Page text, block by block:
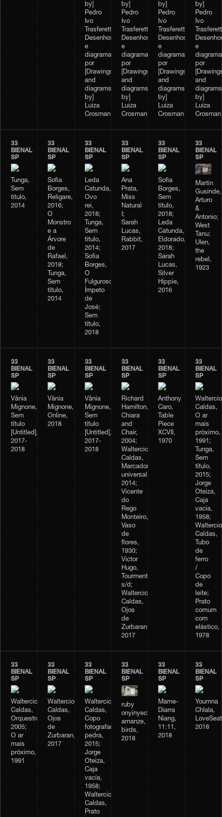
by]
Pedro
Ivo
Trasferetti.
Desenhos
e
diagramas,
por
[Drawings
and
diagrams
by]
Luiza
Crosman
by]
Pedro
Ivo
Trasferetti.
Desenhos
e
diagramas,
por
[Drawings
and
diagrams
by]
Luiza
Crosman
by]
Pedro
Ivo
Trasferetti.
Desenhos
e
diagramas,
por
[Drawings
and
diagrams
by]
Luiza
Crosman
by]
Pedro
Ivo
e
por
and
diagrams
by]
Luiza
Crosman
33
BIENAL
SP
Tunga,
Sem
título,
2014
33
BIENAL
SP
Sofia
Borges,
Religare,
2016;
O
Monstro
e a
Árvore
de
Rafael,
2018;
Tunga,
Sem
título,
2014
33
BIENAL
SP
Leda
Catunda,
Ovo
rei,
2018;
Tunga,
Sem
título,
2014;
Sofia
Borges,
O
Fulguroso
Ímpeto
de
José;
Sem
título,
2018
33
BIENAL
SP
Ana
Prata,
Miss
Natural
I;
Sarah
Lucas,
Rabbit,
2017
33
BIENAL
SP
Sofia
Borges,
Sem
título,
2018;
Leda
Catunda,
Eldorado,
2018;
Sarah
Lucas,
Silver
Hippie,
2016
33
BIENAL
SP
Martin
Gusinde,
Arturo
&
Antonio;
West
Tanu;
Ulen,
the
rebel,
1923
33
BIENAL
SP
Vânia
Mignone,
Sem
título
[Untitled],
2017-
2018
33
BIENAL
SP
Vânia
Mignone,
Online,
2018
33
BIENAL
SP
Vânia
Mignone,
Sem
título
[Untitled],
2017-
2018
33
BIENAL
SP
Richard
Hamilton,
Chiara
and
Chair,
2004;
Waltercio
Caldas,
Marcador
universal,
2014;
Vicente
do
Rego
Monteiro,
Vaso
de
flores,
1930;
Victor
Hugo,
Tourmente,
s/d;
Waltercio
Caldas,
Ojos
de
Zurbaran,
2017
33
BIENAL
SP
Anthony
Caro,
Table
Piece
XCVII,
1970
33
BIENAL
SP
Waltercio
Caldas,
O ar
mais
próximo,
1991;
Tunga,
Sem
título,
2015;
Jorge
Oteiza,
Caja
vacía,
1958;
Waltercio
Caldas,
Tubo
de
ferro
/
Copo
de
leite;
Prato
comum
com
elástico,
1978
33
BIENAL
SP
Waltercio
Caldas,
Orquestra,
2005;
O ar
mais
próximo,
1991
33
BIENAL
SP
Waltercio
Caldas,
Ojos
de
Zurbaran,
2017
33
BIENAL
SP
Waltercio
Caldas,
Copo
fotografando
pedra,
2015;
Jorge
Oteiza,
Caja
vacía,
1958;
Waltercio
Caldas,
Prato
33
BIENAL
SP
ruby
onyinyechi
amanze,
birds,
2018
33
BIENAL
SP
Mame-
Diarra
Niang,
11:11,
2018
33
BIENAL
SP
Youmna
Chlala,
2018